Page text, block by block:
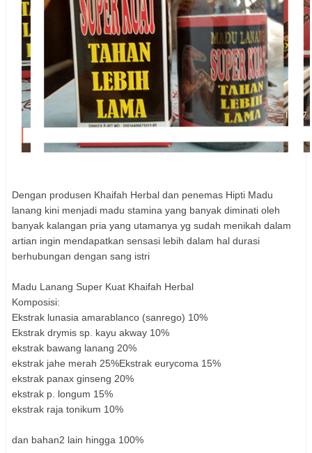
Dengan produsen Khaifah Herbal dan penemas Hipti Madu
lanang kini menjadi madu stamina yang banyak diminati oleh
banyak kalangan pria yang utamanya yg sudah menikah dalam
artian ingin mendapatkan sensasi lebih dalam hal durasi
berhubungan dengan sang istri
Madu Lanang Super Kuat Khaifah Herbal
Komposisi:
Ekstrak lunasia amarablanco (sanrego) 10%
Ekstrak drymis sp. kayu akway 10%
ekstrak bawang lanang 20%
ekstrak jahe merah 25%Ekstrak eurycoma 15%
ekstrak panax ginseng 20%
ekstrak p. longum 15%
ekstrak raja tonikum 10%
dan bahan2 lain hingga 100%